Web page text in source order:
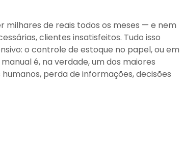
milhares de reais todos os meses — e nem
clientes insatisfeitos. Tudo isso
o controle de estoque no papel, ou em
é, na verdade, um dos maiores
perda de informações, decisões